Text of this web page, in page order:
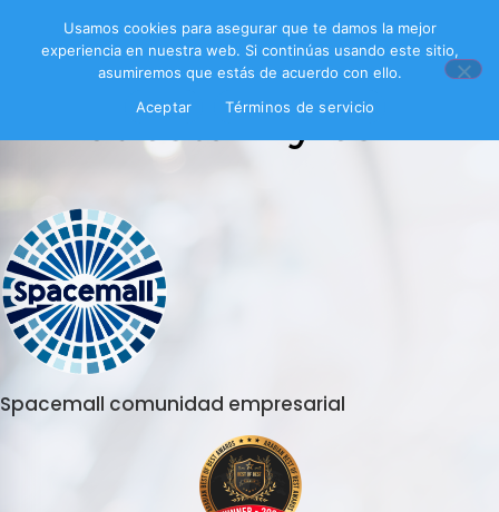
Encuesta myles
Spacemall comunidad empresarial
Usamos cookies para asegurar que te damos la mejor
experiencia en nuestra web. Si continúas usando este sitio,
asumiremos que estás de acuerdo con ello.
Aceptar
Términos de servicio